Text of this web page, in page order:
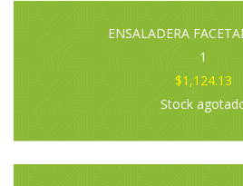
ENSALADERA
1
$1,124.13
Stock